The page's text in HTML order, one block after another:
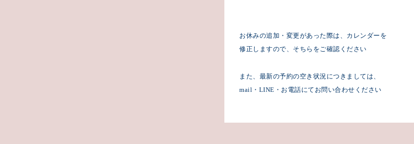
お休みの追加・変更があった際は、カレンダーを
修正しますので、そちらをご確認ください
また、最新の予約の空き状況につきましては、
mail ・ LINE ・お電話にてお問い合わせください